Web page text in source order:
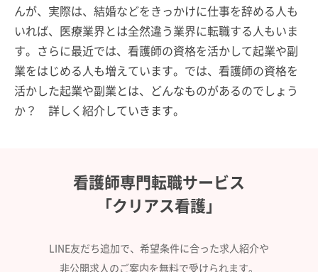
んが、実際は、結婚などをきっかけに仕事を辞める人も
いれば、医療業界とは全然違う業界に転職する人もいま
す。さらに最近では、看護師の資格を活かして起業や副
業をはじめる人も増えています。では、看護師の資格を
活かした起業や副業とは、どんなものがあるのでしょう
か？ 詳しく紹介していきます。
看護師専門転職サービス
「クリアス看護」
LINE友だち追加で、希望条件に合った求人紹介や
非公開求人のご案内を無料で受けられます。